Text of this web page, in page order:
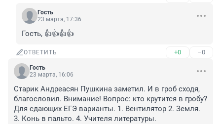
Гость
23 марта, 17:36
Гость, 👍👍👍👍
ОТВЕТИТЬ +0 –0
Гость
23 марта, 16:06
Старик Андреасян Пушкина заметил. И в гроб сходя,
благословил. Внимание! Вопрос: кто крутится в гробу?
Для сдающих ЕГЭ варианты. 1. Вентилятор 2. Земля.
3. Конь в пальто. 4. Учителя литературы.